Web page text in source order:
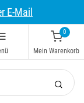
E-Mail
0
Mein Warenkorb